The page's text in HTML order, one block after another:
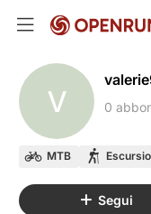
V 0
MTB
Segui